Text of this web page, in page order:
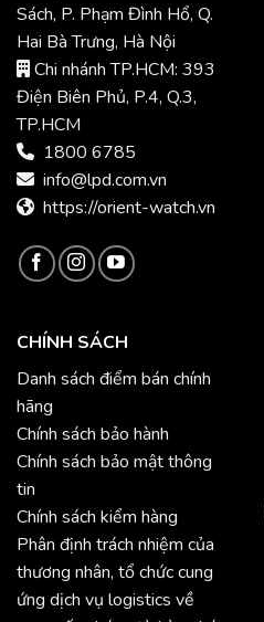
Sách, P. Phạm Đình Hổ, Q.
Hai Bà Trưng, Hà Nội
Chi nhánh TP.HCM: 393
Điện Biên Phủ, P.4, Q.3,
TP.HCM
1800 6785
info@lpd.com.vn
https://orient-watch.vn
CHÍNH SÁCH
Danh sách điểm bán chính
hãng
Chính sách bảo hành
Chính sách bảo mật thông
tin
Chính sách kiểm hàng
Phân định trách nhiệm của
thương nhân, tổ chức cung
ứng dịch vụ logistics về